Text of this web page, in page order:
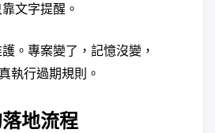
文字提醒。
。專案變了，記憶沒變，
執行過期規則。
地流程